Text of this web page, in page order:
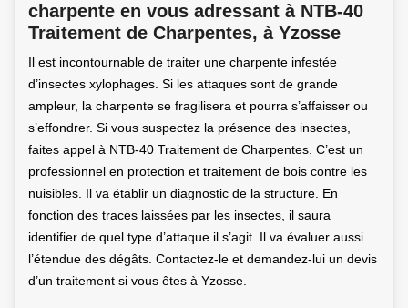
charpente en vous adressant à NTB-40
Traitement de Charpentes, à Yzosse
Il est incontournable de traiter une charpente infestée
d’insectes xylophages. Si les attaques sont de grande
ampleur, la charpente se fragilisera et pourra s’affaisser ou
s’effondrer. Si vous suspectez la présence des insectes,
faites appel à NTB-40 Traitement de Charpentes. C’est un
professionnel en protection et traitement de bois contre les
nuisibles. Il va établir un diagnostic de la structure. En
fonction des traces laissées par les insectes, il saura
identifier de quel type d’attaque il s’agit. Il va évaluer aussi
l’étendue des dégâts. Contactez-le et demandez-lui un devis
d’un traitement si vous êtes à Yzosse.